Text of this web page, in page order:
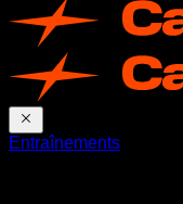
Entraînements